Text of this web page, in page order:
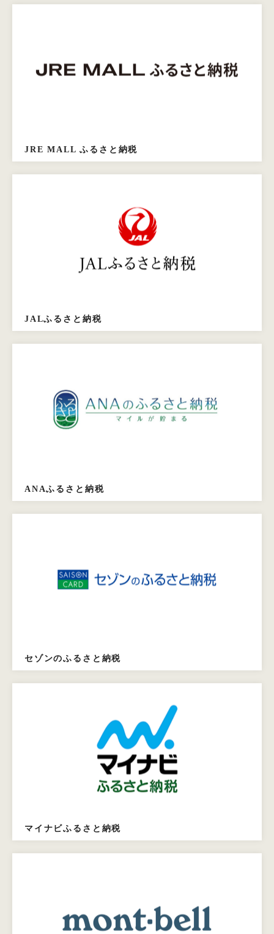
JRE MALL ふるさと納税
JALふるさと納税
ANAふるさと納税
セゾンのふるさと納税
マイナビふるさと納税